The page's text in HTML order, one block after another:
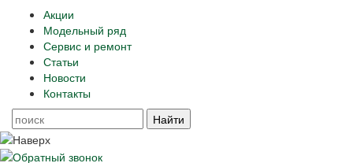
Акции
Модельный ряд
Сервис и ремонт
Статьи
Новости
Контакты